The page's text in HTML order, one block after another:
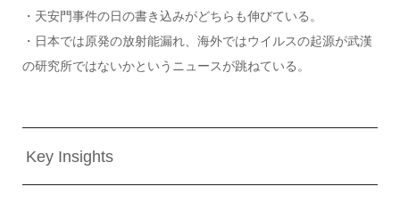
・天安門事件の日の書き込みがどちらも伸びている。
・日本では原発の放射能漏れ、海外ではウイルスの起源が武漢
の研究所ではないかというニュースが跳ねている。
Key Insights